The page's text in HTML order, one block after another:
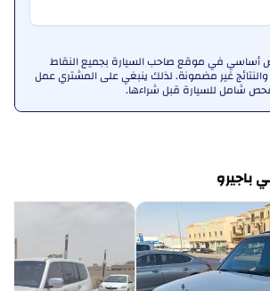
أساسي في موقع صاحب السيارة بجميع النقاط
غير مضمونة. لذلك ينبغي على المشتري عمل
شامل للسيارة قبل شراءها.